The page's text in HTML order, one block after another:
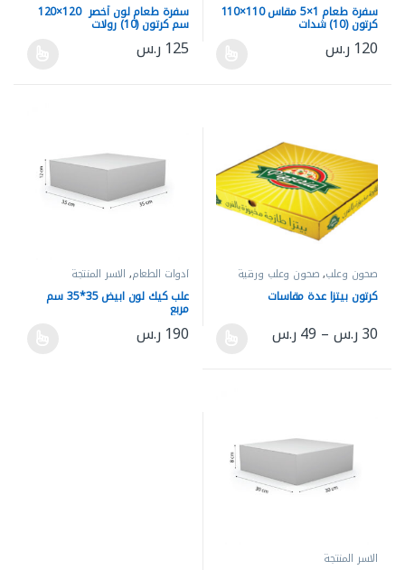
سفرة طعام 1×5 مقاس 110×110
كرتون (10) شدات
120 ر.س
هناك العديد من الأشكال المختلفة لهذا المنتج. يمكن اختيار
سفرة طعام لون أخصر 120×120
سم كرتون (10) رولات
125 ر.س
هناك العديد من الأشكال
صحون وعلب,صحون وعلب ورقية
كرتون بيتزا عدة مقاسات
30ر.س–
49ر.سنطاق السعر: من ⁦30 ر.س⁩ خلال ⁦49 ر.س⁩
هناك العديد من الأشكال المختلفة لهذا المنتج. يمكن اختيار
أدوات الطعام, الاسر المنتجة
علب كيك لون ابيض 35*35 سم
مربع
190 ر.س
هناك العديد من الأشكال
الاسر المنتجة